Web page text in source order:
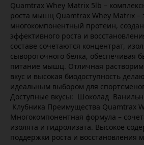
Quamtrax Whey Matrix 5lb –
роста мышц Quamtrax Whey Matrix
многокомпонентный протеин,
эффективного роста и
составе сочетаются концентрат,
сывороточного белка, обеспечивая
питание мышц. Отличная
вкус и высокая биодоступность
идеальным выбором для
Доступные вкусы: Шоколад
Клубника Преимущества Quamtrax
Многокомпонентная формула –
изолята и гидролизата. Высокое
поддержки роста и восстановления